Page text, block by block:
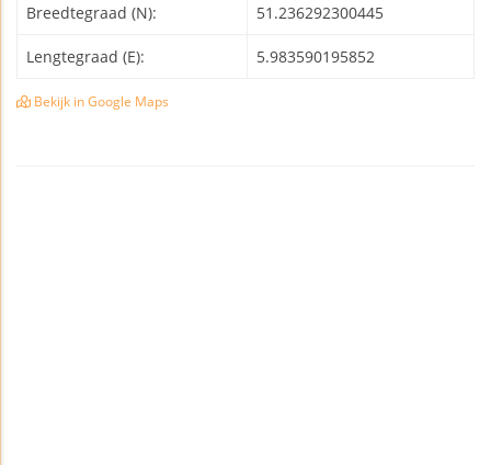
Breedtegraad (N): 51.236292300445
Lengtegraad (E): 5.983590195852
Bekijk in Google Maps